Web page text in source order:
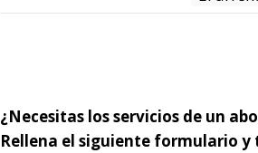
¿Necesitas los servicios de un
Rellena el siguiente formulario y